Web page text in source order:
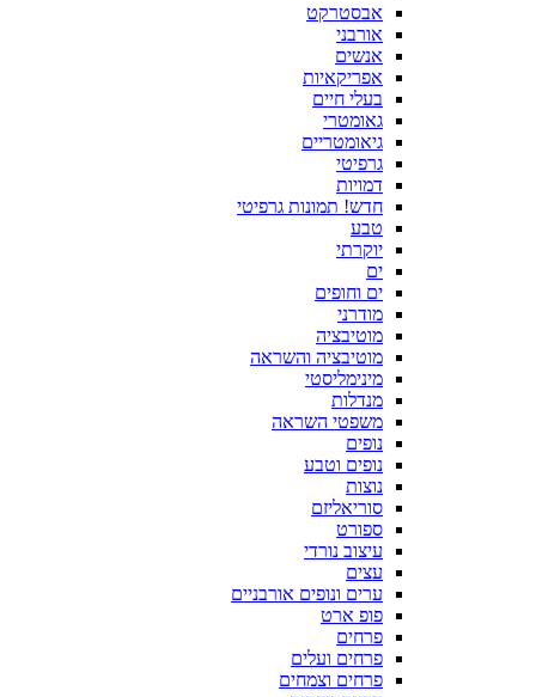
אבסטרקט
אורבני
אנשים
אפריקאיות
בעלי חיים
גאומטרי
גיאומטריים
גרפיטי
דמויות
חדש! תמונות גרפיטי
טבע
יוקרתי
ים
ים וחופים
מודרני
מוטיבציה
מוטיבציה והשראה
מינימליסטי
מנדלות
משפטי השראה
נופים
נופים וטבע
נוצות
סוריאליזם
ספורט
עיצוב נורדי
עצים
ערים ונופים אורבניים
פופ ארט
פרחים
פרחים ועלים
פרחים וצמחים